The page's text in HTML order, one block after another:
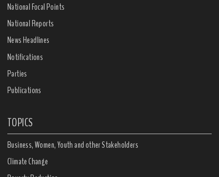
National Focal Points
National Reports
News Headlines
Notifications
Parties
Publications
TOPICS
Business, Women, Youth and other Stakeholders
Climate Change